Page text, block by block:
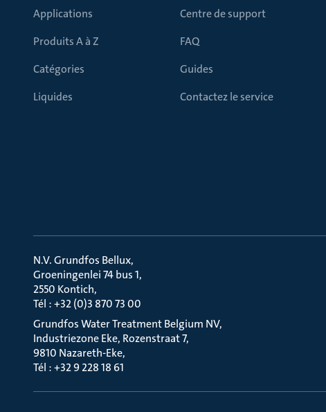
Applications
Produits A à Z
Catégories
Liquides
Centre de support
FAQ
Guides
Contactez le service
N.V. Grundfos Bellux
Groeningenlei 74 bus 1
2550 Kontich
Tél : +32 (0)3 870 73 00
Grundfos Water Treatment Belgium NV
Industriezone Eke, Rozenstraat 7
9810 Nazareth-Eke
Tél : +32 9 228 18 61